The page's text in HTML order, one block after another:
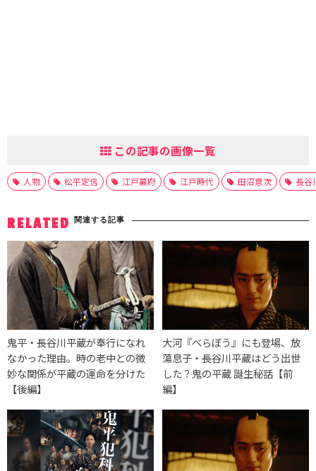
この記事の画像一覧
人物 松平定信 江戸幕府 江戸時代 田沼意次 長谷
RELATED 関連する記事
鬼平・長谷川平蔵が奉行になれ
なかった理由。時の老中との微
妙な関係が平蔵の運命を分けた
【後編】
大河『べらぼう』にも登場、放
蕩息子・長谷川平蔵はどう出世
した？鬼の平蔵 誕生秘話【前
編】